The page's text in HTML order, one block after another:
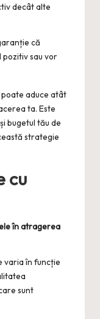
decât alte
că
sau vor
aduce atât
ta. Este
bugetul tău de
strategie
cu
în atragerea
varia în funcție
sunt